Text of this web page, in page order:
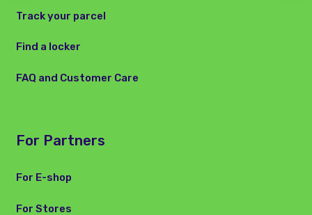
Track your parcel
Find a locker
FAQ and Customer Care
For Partners
For E-shop
For Stores